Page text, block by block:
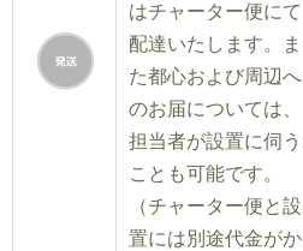
はチャーター便にて
配達いたします。ま
た都心および周辺へ
のお届については、
担当者が設置に伺う
ことも可能です。
（チャーター便と設
置には別途代金がか